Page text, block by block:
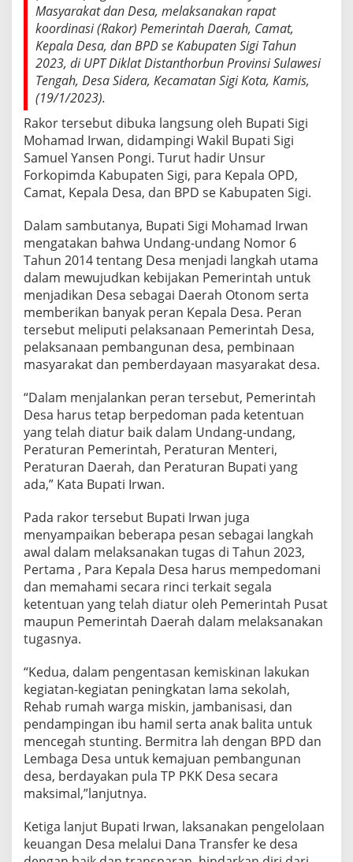
s
s
e
S
i
g
i
n
i
H
a
r
a
n
B
u
a
t
i
Masyarakat dan Desa, melaksanakan rapat
koordinasi (Rakor) Pemerintah Daerah, Camat,
Kepala Desa, dan BPD se Kabupaten Sigi Tahun
2023, di UPT Diklat Distanthorbun Provinsi Sulawesi
Tengah, Desa Sidera, Kecamatan Sigi Kota, Kamis,
(19/1/2023).
Rakor tersebut dibuka langsung oleh Bupati Sigi
Mohamad Irwan, didampingi Wakil Bupati Sigi
Samuel Yansen Pongi. Turut hadir Unsur
Forkopimda Kabupaten Sigi, para Kepala OPD,
Camat, Kepala Desa, dan BPD se Kabupaten Sigi.
Dalam sambutanya, Bupati Sigi Mohamad Irwan
mengatakan bahwa Undang-undang Nomor 6
Tahun 2014 tentang Desa menjadi langkah utama
dalam mewujudkan kebijakan Pemerintah untuk
menjadikan Desa sebagai Daerah Otonom serta
memberikan banyak peran Kepala Desa. Peran
tersebut meliputi pelaksanaan Pemerintah Desa,
pelaksanaan pembangunan desa, pembinaan
masyarakat dan pemberdayaan masyarakat desa.
“Dalam menjalankan peran tersebut, Pemerintah
Desa harus tetap berpedoman pada ketentuan
yang telah diatur baik dalam Undang-undang,
Peraturan Pemerintah, Peraturan Menteri,
Peraturan Daerah, dan Peraturan Bupati yang
ada,” Kata Bupati Irwan.
Pada rakor tersebut Bupati Irwan juga
menyampaikan beberapa pesan sebagai langkah
awal dalam melaksanakan tugas di Tahun 2023,
Pertama , Para Kepala Desa harus mempedomani
dan memahami secara rinci terkait segala
ketentuan yang telah diatur oleh Pemerintah Pusat
maupun Pemerintah Daerah dalam melaksanakan
tugasnya.
“Kedua, dalam pengentasan kemiskinan lakukan
kegiatan-kegiatan peningkatan lama sekolah,
Rehab rumah warga miskin, jambanisasi, dan
pendampingan ibu hamil serta anak balita untuk
mencegah stunting. Bermitra lah dengan BPD dan
Lembaga Desa untuk kemajuan pembangunan
desa, berdayakan pula TP PKK Desa secara
maksimal,”lanjutnya.
Ketiga lanjut Bupati Irwan, laksanakan pengelolaan
keuangan Desa melalui Dana Transfer ke desa